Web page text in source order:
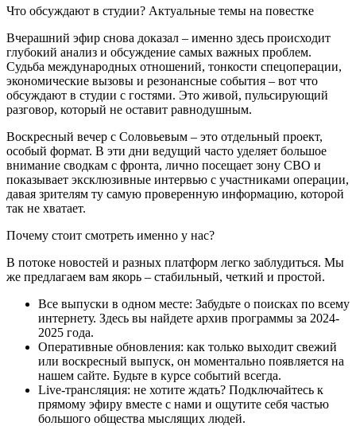
Что обсуждают в студии? Актуальные темы на повестке
Вчерашний эфир снова доказал – именно здесь происходит
глубокий анализ и обсуждение самых важных проблем.
Судьба международных отношений, тонкости спецоперации,
экономические вызовы и резонансные события – вот что
обсуждают в студии с гостями. Это живой, пульсирующий
разговор, который не оставит равнодушным.
Воскресный вечер с Соловьевым – это отдельный проект,
особый формат. В эти дни ведущий часто уделяет большое
внимание сводкам с фронта, лично посещает зону СВО и
показывает эксклюзивные интервью с участниками операции,
давая зрителям ту самую проверенную информацию, которой
так не хватает.
Почему стоит смотреть именно у нас?
В потоке новостей и разных платформ легко заблудиться. Мы
же предлагаем вам якорь – стабильный, четкий и простой.
Все выпуски в одном месте: Забудьте о поисках по всему
интернету. Здесь вы найдете архив программы за 2024-
2025 года.
Оперативные обновления: как только выходит свежий
или воскресный выпуск, он моментально появляется на
нашем сайте. Будьте в курсе событий всегда.
Live-трансляция: не хотите ждать? Подключайтесь к
прямому эфиру вместе с нами и ощутите себя частью
большого общества мыслящих людей.